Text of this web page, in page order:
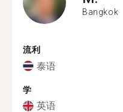
Bangkok
流利
泰语
学
英语